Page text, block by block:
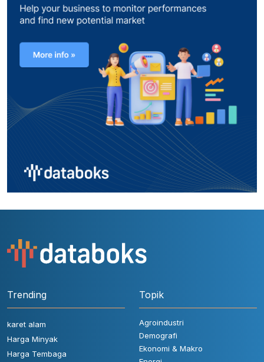
Trending
karet alam
Harga Minyak
Harga Tembaga
Topik
Agroindustri
Demografi
Ekonomi & Makro